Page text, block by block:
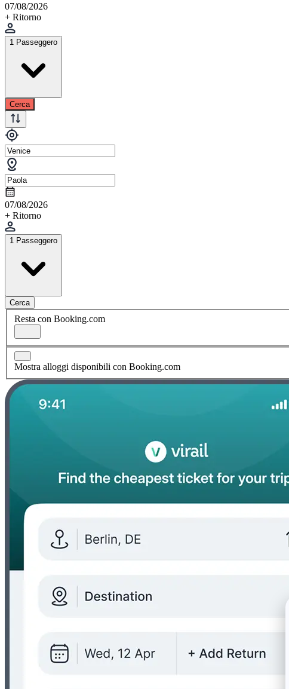
07/08/2026
+ Ritorno
1 Passeggero
Cerca
07/08/2026
+ Ritorno
1 Passeggero
Cerca
Resta con Booking.com
Mostra alloggi disponibili con Booking.com